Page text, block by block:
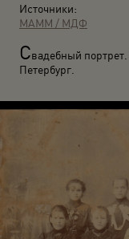
Источники:
МАММ / МДФ
Свадебный
Петербург.